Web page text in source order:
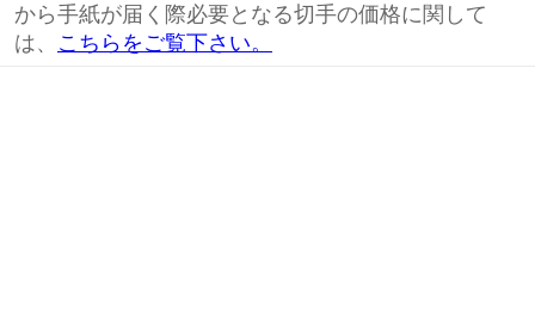
から手紙が届く際必要となる切手の価格に関して
は、 こちらをご覧下さい。